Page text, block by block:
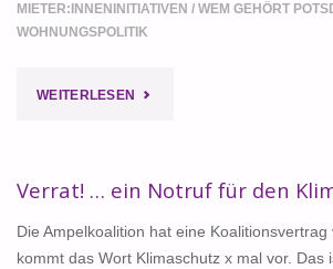
MIETER:INNENINITIATIVEN / WEM GEHÖRT
WOHNUNGSPOLITIK
WEITERLESEN "TERMINE:
MIETER*INNENBEWEGUNG
Verrat! … ein Notruf für den
Die Ampelkoalition hat eine
kommt das Wort Klimaschutz x mal vor. Das